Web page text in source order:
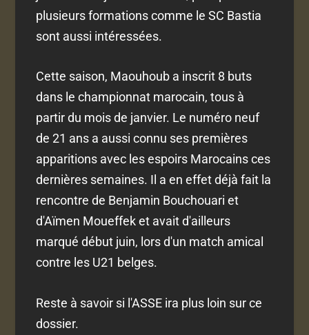
plusieurs formations comme le SC Bastia
sont aussi intéressées.
Cette saison, Maouhoub a inscrit 8 buts
dans le championnat marocain, tous à
partir du mois de janvier. Le numéro neuf
de 21 ans a aussi connu ses premières
apparitions avec les espoirs Marocains ces
dernières semaines. Il a en effet déjà fait la
rencontre de Benjamin Bouchouari et
d'Aïmen Moueffek et avait d'ailleurs
marqué début juin, lors d'un match amical
contre les U21 belges.
Reste à savoir si l'ASSE ira plus loin sur ce
dossier.